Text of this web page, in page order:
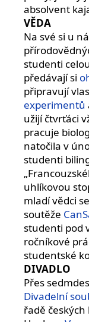
absolvent
VĚDA
Na své si u
studenti
předávají si
připravují
experimentů
užijí čtvrťáci
pracuje
natočila v
studenti
uhlíkovou
mladí vědci
soutěže
studenti pod
ročníkové
studentské
DIVADLO
Přes
Divadelní
řadě